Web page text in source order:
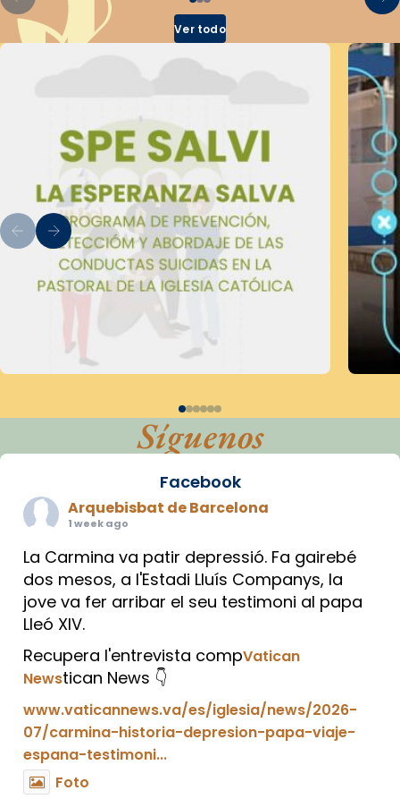
Ver todo
Síguenos
Facebook
Arquebisbat de Barcelona
1 week ago
La Carmina va patir depressió. Fa gairebé
dos mesos, a l'Estadi Lluís Companys, la
jove va fer arribar el seu testimoni al papa
Lleó XIV.
Recupera l'entrevista compVatican
Newstican News 👇
www.vaticannews.va/es/iglesia/news/2026-
07/carmina-historia-depresion-papa-viaje-
espana-testimoni...
Foto